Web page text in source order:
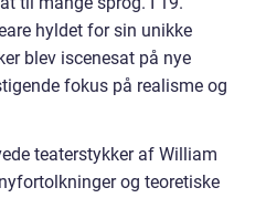
hyldet for sin unikke
blev iscenesat på nye
fokus på realisme og
teaterstykker af William
og teoretiske